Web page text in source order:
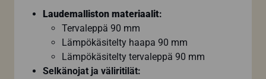
Laudemalliston materiaalit:
Tervaleppä 90 mm
Lämpökäsitelty haapa 90 mm
Lämpökäsitelty tervaleppä 90 mm
Selkänojat ja väliritilät: